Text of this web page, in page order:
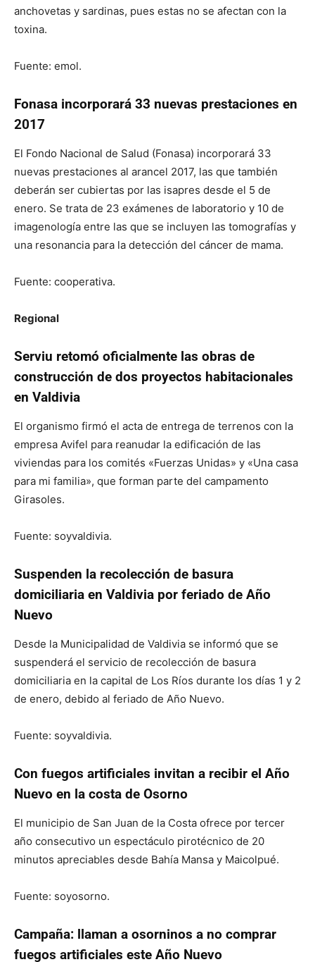
anchovetas y sardinas, pues estas no se afectan con la
toxina.
Fuente: emol.
Fonasa incorporará 33 nuevas prestaciones en
2017
El Fondo Nacional de Salud (Fonasa) incorporará 33
nuevas prestaciones al arancel 2017, las que también
deberán ser cubiertas por las isapres desde el 5 de
enero. Se trata de 23 exámenes de laboratorio y 10 de
imagenología entre las que se incluyen las tomografías y
una resonancia para la detección del cáncer de mama.
Fuente: cooperativa.
Regional
Serviu retomó oficialmente las obras de
construcción de dos proyectos habitacionales
en Valdivia
El organismo firmó el acta de entrega de terrenos con la
empresa Avifel para reanudar la edificación de las
viviendas para los comités «Fuerzas Unidas» y «Una casa
para mi familia», que forman parte del campamento
Girasoles.
Fuente: soyvaldivia.
Suspenden la recolección de basura
domiciliaria en Valdivia por feriado de Año
Nuevo
Desde la Municipalidad de Valdivia se informó que se
suspenderá el servicio de recolección de basura
domiciliaria en la capital de Los Ríos durante los días 1 y 2
de enero, debido al feriado de Año Nuevo.
Fuente: soyvaldivia.
Con fuegos artificiales invitan a recibir el Año
Nuevo en la costa de Osorno
El municipio de San Juan de la Costa ofrece por tercer
año consecutivo un espectáculo pirotécnico de 20
minutos apreciables desde Bahía Mansa y Maicolpué.
Fuente: soyosorno.
Campaña: llaman a osorninos a no comprar
fuegos artificiales este Año Nuevo